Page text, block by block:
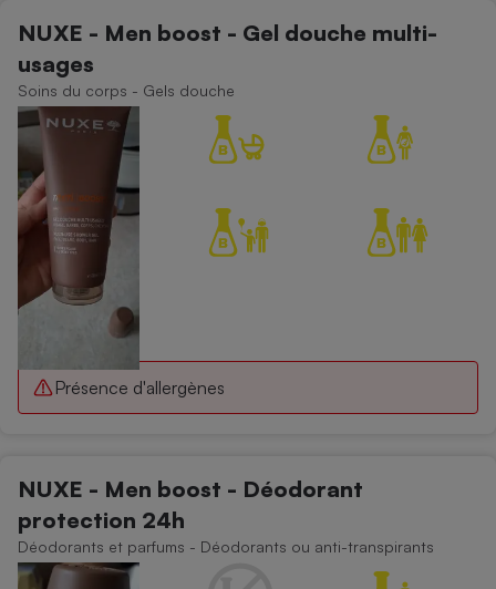
NUXE - Men boost - Gel douche multi-
usages
Soins du corps - Gels douche
Présence d'allergènes
NUXE - Men boost - Déodorant
protection 24h
Déodorants et parfums - Déodorants ou anti-transpirants